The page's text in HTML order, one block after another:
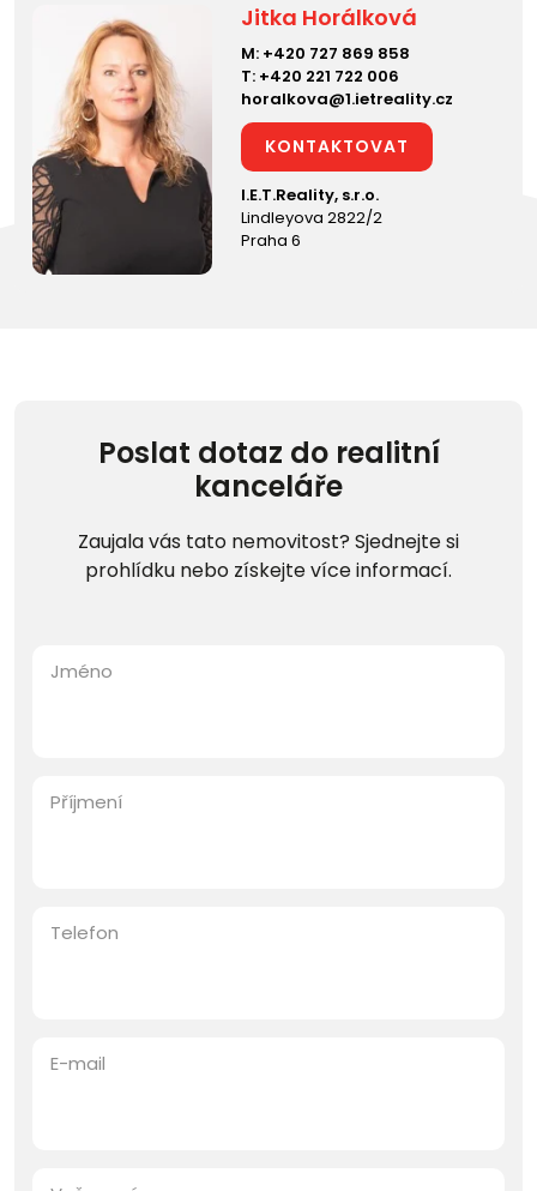
Jitka Horálková
M: +420 727 869 858
T: +420 221 722 006
horalkova@1.ietreality.cz
KONTAKTOVAT
I.E.T.Reality, s.r.o.
Lindleyova 2822/2
Praha 6
Poslat dotaz do realitní
kanceláře
Zaujala vás tato nemovitost? Sjednejte si
prohlídku nebo získejte více informací.
Jméno
Příjmení
Telefon
E-mail